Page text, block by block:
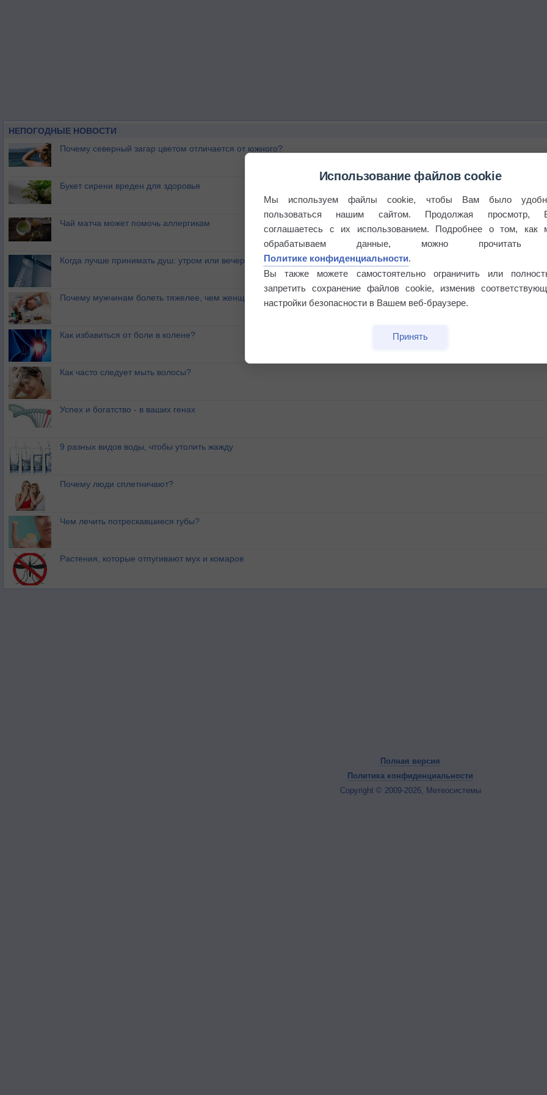
НЕПОГОДНЫЕ НОВОСТИ
Почему северный загар цветом отличается от южного?
Букет сирени вреден для здоровья
Чай матча может помочь аллергикам
Когда лучше принимать душ: утром или вечером?
Почему мужчинам болеть тяжелее, чем женщинам?
Как избавиться от боли в колене?
Как часто следует мыть волосы?
Успех и богатство - в ваших генах
9 разных видов воды, чтобы утолить жажду
Почему люди сплетничают?
Чем лечить потрескавшиеся губы?
Растения, которые отпугивают мух и комаров
Полная версия
Политика конфиденциальности
Copyright © 2009-2026, Метеосистемы
Использование файлов cookie
Мы используем файлы cookie, чтобы Вам было
пользоваться нашим сайтом. Продолжая просмотр,
соглашаетесь с их использованием. Подробнее о том, как
обрабатываем данные, можно прочитать
Политике конфиденциальности.
Вы также можете самостоятельно ограничить или
запретить сохранение файлов cookie, изменив
настройки безопасности в Вашем веб-браузере.
Принять